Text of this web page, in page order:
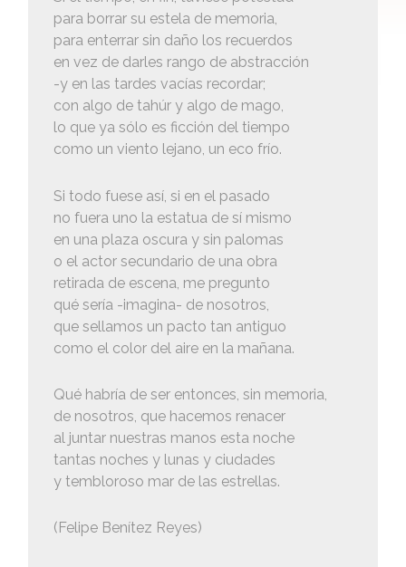
para borrar su estela de memoria,
para enterrar sin daño los recuerdos
en vez de darles rango de abstracción
-y en las tardes vacías recordar;
con algo de tahúr y algo de mago,
lo que ya sólo es ficción del tiempo
como un viento lejano, un eco frío.
Si todo fuese así, si en el pasado
no fuera uno la estatua de sí mismo
en una plaza oscura y sin palomas
o el actor secundario de una obra
retirada de escena, me pregunto
qué sería -imagina- de nosotros,
que sellamos un pacto tan antiguo
como el color del aire en la mañana.
Qué habría de ser entonces, sin memoria,
de nosotros, que hacemos renacer
al juntar nuestras manos esta noche
tantas noches y lunas y ciudades
y tembloroso mar de las estrellas.
(Felipe Benítez Reyes)